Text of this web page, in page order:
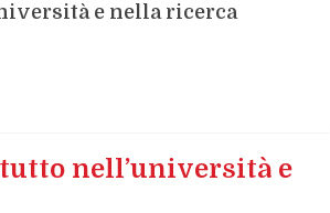
e nella ricerca
nell’università e